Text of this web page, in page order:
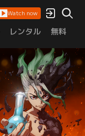
Watch now
レンタル 無料